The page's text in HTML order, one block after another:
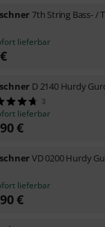
7th String Bass- /
lieferbar
€
D 2140 Hurdy
3
lieferbar
€
VD 0200 Hurdy
lieferbar
€